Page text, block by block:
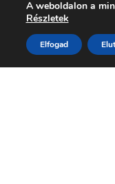
helyzetben
Akárköltözésről,
pinceürítésről,
A weboldalon a
Részletek
Elfogad